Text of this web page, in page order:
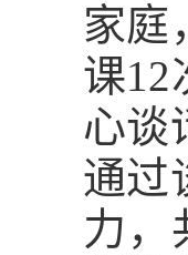
家庭
课12
心谈
通过
力，